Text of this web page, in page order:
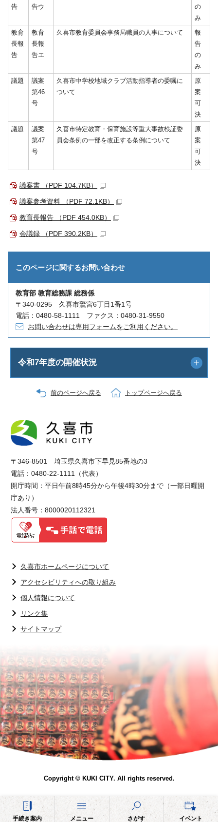
告
告ウ
の
み
教育
長報
告
教育
長報
告エ
久喜市教育委員会事務局職員の人事について
報
告
の
み
議題
議案
第46
号
久喜市中学校地域クラブ活動指導者の委嘱に
ついて
原
案
可
決
議題
議案
第47
号
久喜市特定教育・保育施設等重大事故検証委
員会条例の一部を改正する条例について
原
案
可
決
議案書 （PDF 104.7KB）
議案参考資料 （PDF 72.1KB）
教育長報告 （PDF 454.0KB）
会議録 （PDF 390.2KB）
このページに関するお問い合わせ
教育部 教育総務課 総務係
〒340-0295 久喜市鷲宮6丁目1番1号
電話：0480-58-1111 ファクス：0480-31-9550
お問い合わせは専用フォームをご利用ください。
令和7年度の開催状況
前のページへ戻る トップページへ戻る
手続き案内 メニュー さがす イベント
〒346-8501 埼玉県久喜市下早見85番地の3
電話：0480-22-1111（代表）
開庁時間：平日午前8時45分から午後4時30分まで（一部日曜開
庁あり）
法人番号：8000020112321
久喜市ホームページについて
アクセシビリティへの取り組み
個人情報について
リンク集
サイトマップ
Copyright © KUKI CITY. All rights reserved.